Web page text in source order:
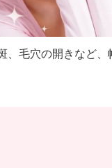
、毛穴の開きなど、